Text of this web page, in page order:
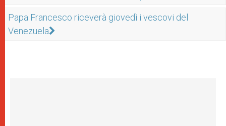
Papa Francesco riceverà giovedì i vescovi del
Venezuela